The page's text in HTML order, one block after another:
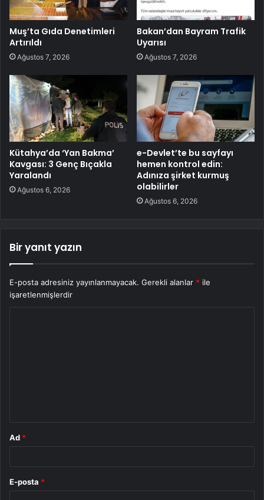
Muş’ta Gıda Denetimleri
Artırıldı
Ağustos 7, 2026
Bakan’dan Bayram Trafik
Uyarısı
Ağustos 7, 2026
Kütahya’da ‘Yan Bakma’
Kavgası: 3 Genç Bıçakla
Yaralandı
Ağustos 6, 2026
e-Devlet’te bu sayfayı
hemen kontrol edin:
Adınıza şirket kurmuş
olabilirler
Ağustos 6, 2026
Bir yanıt yazın
E-posta adresiniz yayınlanmayacak. Gerekli alanlar * ile
işaretlenmişlerdir
Ad *
E-posta *